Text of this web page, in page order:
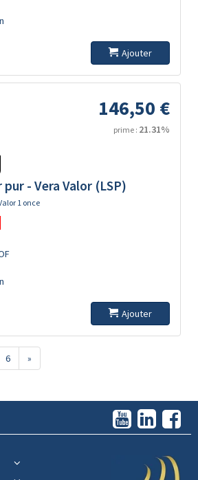
Ajouter
146,50 €
prime : 21.31%
- Vera Valor (LSP)
1 once
Ajouter
6 »